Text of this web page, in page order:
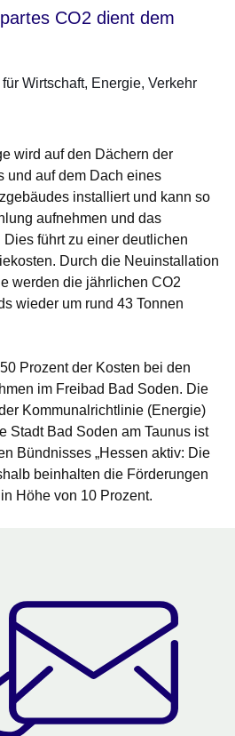
CO2 dient dem
für Wirtschaft, Energie, Verkehr
wird auf den Dächern der
und auf dem Dach eines
installiert und kann so
aufnehmen und das
führt zu einer deutlichen
Durch die Neuinstallation
werden die jährlichen CO2
wieder um rund 43 Tonnen
Prozent der Kosten bei den
im Freibad Bad Soden. Die
Kommunalrichtlinie (Energie)
Stadt Bad Soden am Taunus ist
Bündnisses „Hessen aktiv: Die
beinhalten die Förderungen
Höhe von 10 Prozent.